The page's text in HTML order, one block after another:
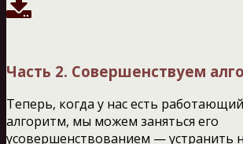
Часть 2. Совершенствуем
Теперь, когда у нас есть
алгоритм, мы можем заняться его
усовершенствованием — устранить